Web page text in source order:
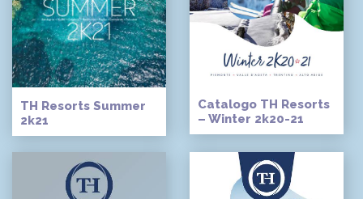
TH Resorts Summer
2k21
Catalogo TH Resorts
– Winter 2k20-21